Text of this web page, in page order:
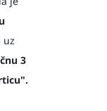
uz
3